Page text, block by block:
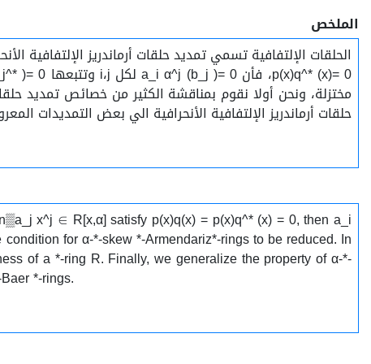
الملخص
مختزلة، ونحن أولا نقوم بمناقشة الكثير من خصائص تمديد
حلقات أرماندريز الإلتفافية الأنحرافية الي بعض التمديدات
x^j ∈ R[x,α] satisfy p(x)q(x) = p(x)q^* (x) = 0, then a_i
for α-*-skew *-Armendariz*-rings to be reduced. In
of a *-ring R. Finally, we generalize the property of α-*-
*-rings.